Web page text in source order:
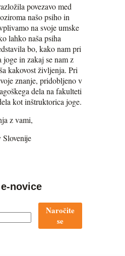
povezavo med
našo psiho in
na svoje umske
lahko naša psiha
bo, kako nam pri
joge in zakaj se nam z
kakovost življenja. Pri
znanje, pridobljeno v
dela na fakulteti
kot inštruktorica joge.
z vami,
Slovenije
novice
Naročite
se